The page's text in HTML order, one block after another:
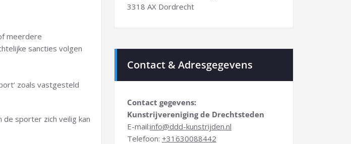
meerdere
sancties volgen
zoals vastgesteld
sporter zich veilig kan
3318 AX Dordrecht
Contact & Adresgegevens
Contact gegevens:
Kunstrijvereniging de Drechtsteden
E-mail:info@ddd-kunstrijden.nl
Telefoon: +31630088442